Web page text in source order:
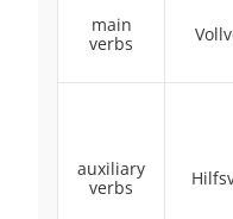
main
verbs
auxiliary
verbs